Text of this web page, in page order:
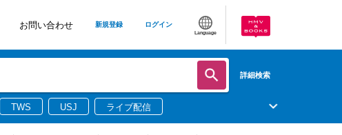
お問い合わせ 新規登録 ログイン
Language
詳細検索
TWS USJ ライブ配信